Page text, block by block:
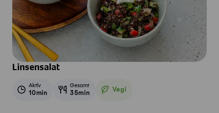
Linsensalat
Aktiv
10min
Gesamt
35min Vegi
Vegetarisch